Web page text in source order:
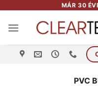
content
MÁR 30
PVC